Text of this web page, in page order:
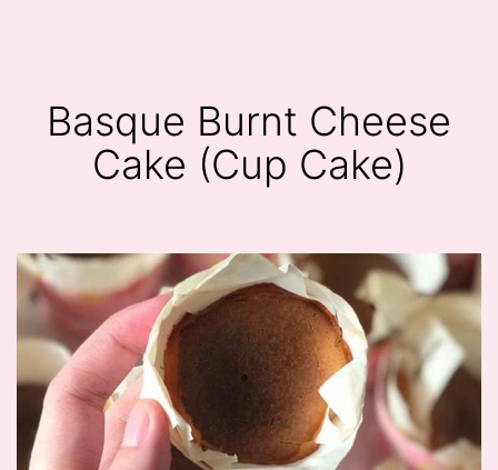
Basque Burnt Cheese
Cake (Cup Cake)